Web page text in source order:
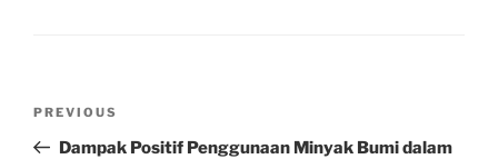
Previous
Post
PREVIOUS
Dampak Positif Penggunaan Minyak Bumi dalam